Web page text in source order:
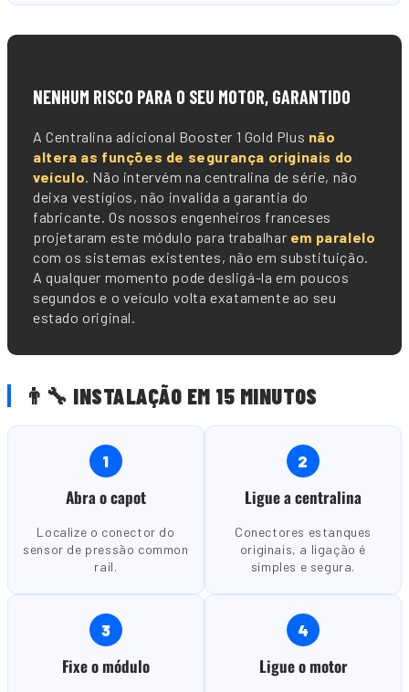
NENHUM RISCO PARA O SEU MOTOR, GARANTIDO
A Centralina adicional Booster 1 Gold Plus não
altera as funções de segurança originais do
veículo. Não intervém na centralina de série, não
deixa vestígios, não invalida a garantia do
fabricante. Os nossos engenheiros franceses
projetaram este módulo para trabalhar em paralelo
com os sistemas existentes, não em substituição.
A qualquer momento pode desligá-la em poucos
segundos e o veículo volta exatamente ao seu
estado original.
👨🔧 INSTALAÇÃO EM 15 MINUTOS
1
Abra o capot
Localize o conector do
sensor de pressão common
rail.
2
Ligue a centralina
Conectores estanques
originais, a ligação é
simples e segura.
3
Fixe o módulo
4
Ligue o motor